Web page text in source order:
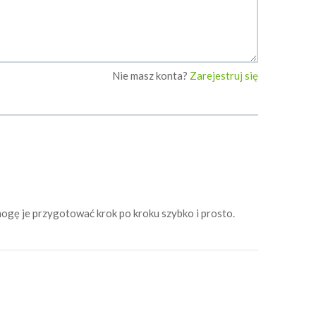
Nie masz konta? Zarejestruj się
je przygotować krok po kroku szybko i prosto.